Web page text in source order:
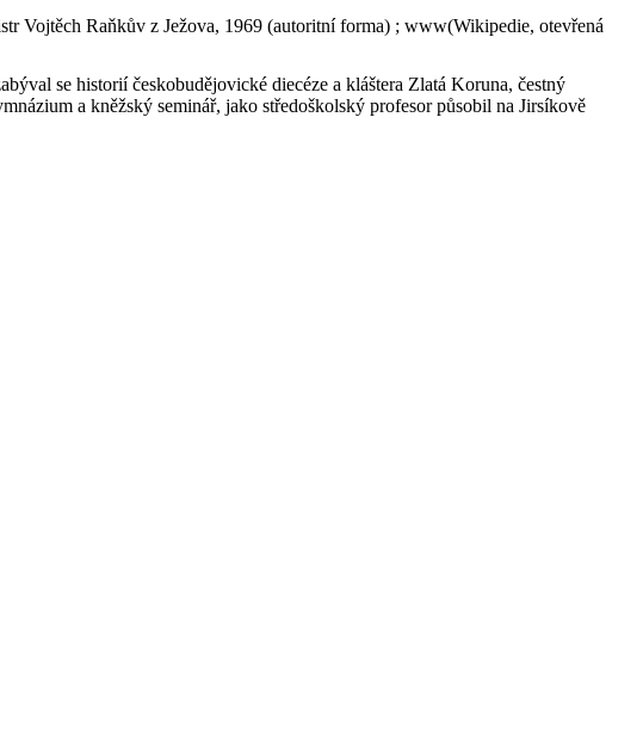
Vojtěch Raňkův z Ježova, 1969 (autoritní forma) ; www(Wikipedie, otevřená
se historií českobudějovické diecéze a kláštera Zlatá Koruna, čestný
a kněžský seminář, jako středoškolský profesor působil na Jirsíkově